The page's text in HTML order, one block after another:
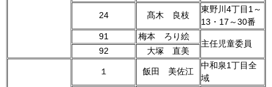
24 髙木 良枝
東野川4丁目1～
13・17～30番
91
梅本 ろり絵
主任児童委員
92 大塚 直美
１ 飯田 美佐江
中和泉1丁目全
域